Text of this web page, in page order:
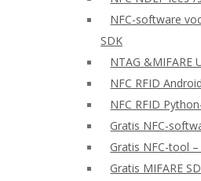
NFC-software
SDK
NTAG &MIFARE
NFC RFID
NFC RFID
Gratis NFC-
Gratis NFC-tool
Gratis MIFARE